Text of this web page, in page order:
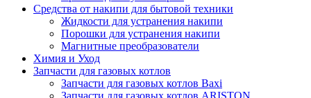
Средства от накипи для бытовой техники
Жидкости для устранения накипи
Порошки для устранения накипи
Магнитные преобразователи
Химия и Уход
Запчасти для газовых котлов
Запчасти для газовых котлов Baxi